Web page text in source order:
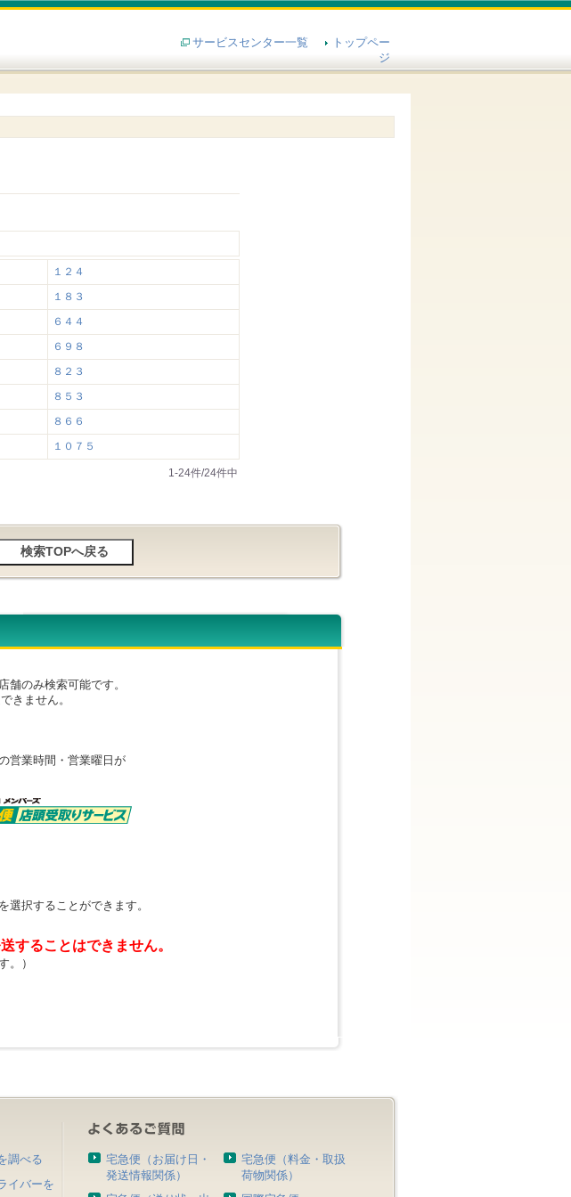
サービスセンター一覧
トップペー
ジ
１２４
１８３
６４４
６９８
８２３
８５３
８６６
１０７５
1-24件/24件中
のみ検索可能です。
きません。
営業時間・営業曜日が
選択することができます。
することはできません。
。）
調べる
イバーを
宅急便（お届け日・
発送情報関係）
宅急便（料金・取扱
荷物関係）